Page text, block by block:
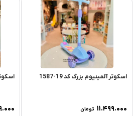
اسکوتر آلمینیوم بزرگ کد 19-1587
۱۱.۴۹۹.۰۰۰ تومان